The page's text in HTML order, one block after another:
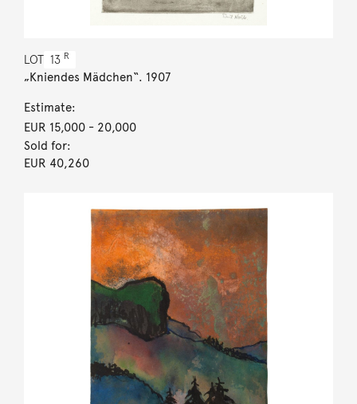
LOT 13 R
„Kniendes Mädchen“. 1907
Estimate:
EUR 15,000- 20,000
Sold for:
EUR 40,260